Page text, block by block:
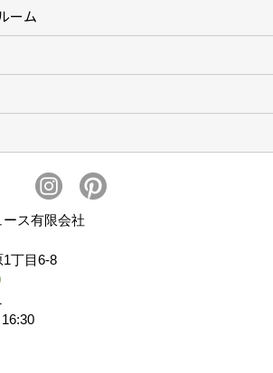
イクルポート
クルポート
(3)
ンアート
ル商品 一覧
ーム
ーム
・アフターメンテナンスについて (3)
ス有限会社
1丁目6-8
16:30